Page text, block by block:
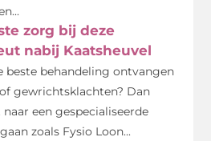
zorg bij deze
nabij Kaatsheuvel
beste behandeling ontvangen
gewrichtsklachten? Dan
een gespecialiseerde
zoals Fysio Loon...